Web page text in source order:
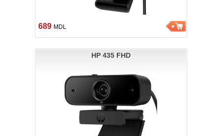
689 MDL
HP 435 FHD